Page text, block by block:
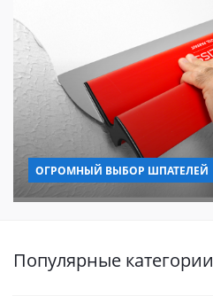
ОГРОМНЫЙ ВЫБОР ШПАТЕЛЕЙ
Популярные категории